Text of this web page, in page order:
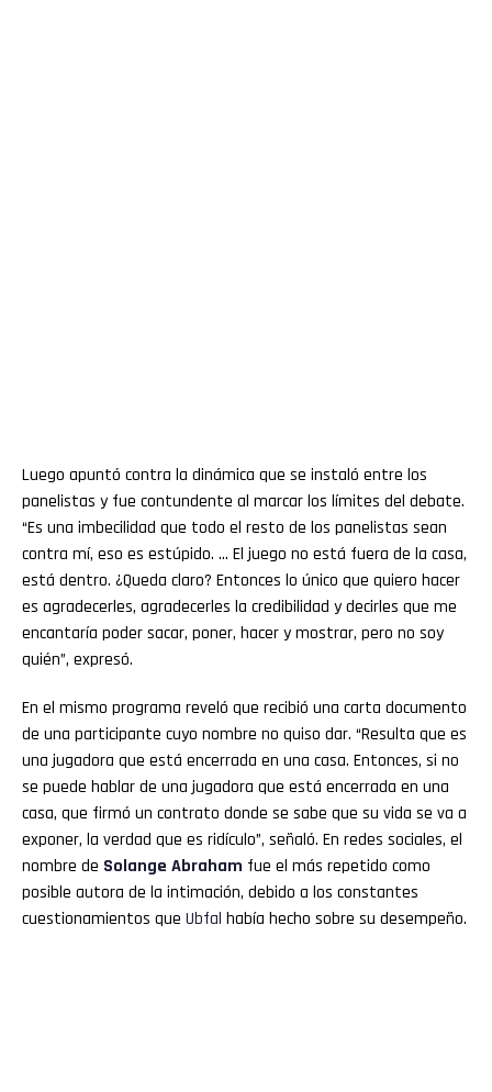
Luego apuntó contra la dinámica que se instaló entre los
panelistas y fue contundente al marcar los límites del debate.
“Es una imbecilidad que todo el resto de los panelistas sean
contra mí, eso es estúpido. … El juego no está fuera de la casa,
está dentro. ¿Queda claro? Entonces lo único que quiero hacer
es agradecerles, agradecerles la credibilidad y decirles que me
encantaría poder sacar, poner, hacer y mostrar, pero no soy
quién”, expresó.
En el mismo programa reveló que recibió una carta documento
de una participante cuyo nombre no quiso dar. “Resulta que es
una jugadora que está encerrada en una casa. Entonces, si no
se puede hablar de una jugadora que está encerrada en una
casa, que firmó un contrato donde se sabe que su vida se va a
exponer, la verdad que es ridículo”, señaló. En redes sociales, el
nombre de Solange Abraham fue el más repetido como
posible autora de la intimación, debido a los constantes
cuestionamientos que Ubfal había hecho sobre su desempeño.